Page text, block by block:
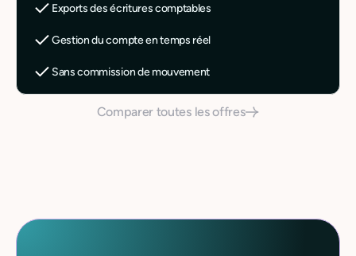
Exports des écritures comptables
Gestion du compte en temps réel
Sans commission de mouvement
Comparer toutes les offres